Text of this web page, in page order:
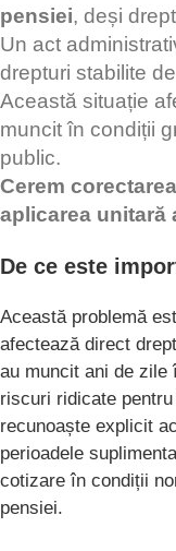
pensiei, deși
Un act
drepturi stabilite
Această situație
muncit în condiții
public.
Cerem
aplicarea unitară
De ce este
Această problemă
afectează direct
au muncit ani de zile
riscuri ridicate
recunoaște explicit
perioadele
cotizare în condiții
pensiei.